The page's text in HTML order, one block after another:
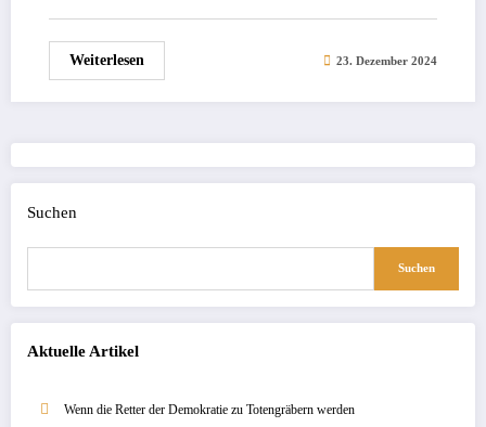
Weiterlesen 23. Dezember 2024
Suchen
Suchen
Aktuelle Artikel
Wenn die Retter der Demokratie zu Totengräbern werden